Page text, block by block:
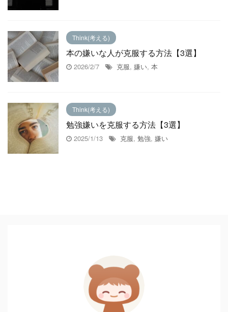
Think(考える)
本の嫌いな人が克服する方法【3選】
2026/2/7 克服, 嫌い, 本
Think(考える)
勉強嫌いを克服する方法【3選】
2025/1/13 克服, 勉強, 嫌い